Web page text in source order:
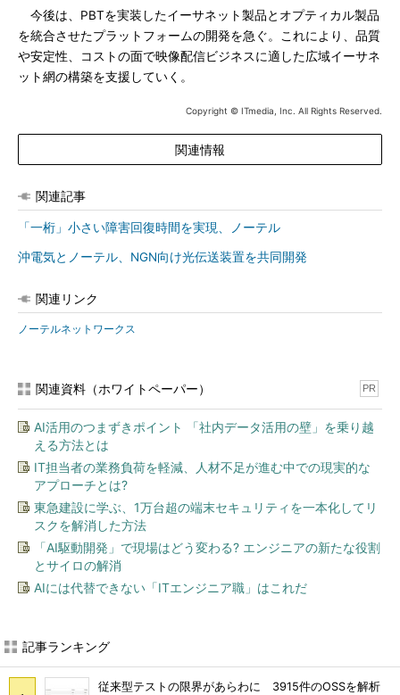
今後は、PBTを実装したイーサネット製品とオプティカル製品
を統合させたプラットフォームの開発を急ぐ。これにより、品質
や安定性、コストの面で映像配信ビジネスに適した広域イーサネ
ット網の構築を支援していく。
Copyright © ITmedia, Inc. All Rights Reserved.
関連情報
関連記事
「一桁」小さい障害回復時間を実現、ノーテル
沖電気とノーテル、NGN向け光伝送装置を共同開発
関連リンク
ノーテルネットワークス
関連資料（ホワイトペーパー） PR
AI活用のつまずきポイント 「社内データ活用の壁」を乗り越
える方法とは
IT担当者の業務負荷を軽減、人材不足が進む中での現実的な
アプローチとは?
東急建設に学ぶ、1万台超の端末セキュリティを一本化してリ
スクを解消した方法
「AI駆動開発」で現場はどう変わる? エンジニアの新たな役割
とサイロの解消
AIには代替できない「ITエンジニア職」はこれだ
記事ランキング
従来型テストの限界があらわに 3915件のOSSを解析